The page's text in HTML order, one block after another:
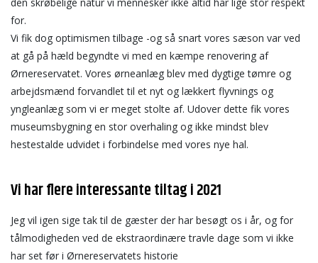
for.
Vi fik dog optimismen tilbage -og så snart vores sæson var ved
at gå på hæld begyndte vi med en kæmpe renovering af
Ørnereservatet. Vores ørneanlæg blev med dygtige tømre og
arbejdsmænd forvandlet til et nyt og lækkert flyvnings og
yngleanlæg som vi er meget stolte af. Udover dette fik vores
museumsbygning en stor overhaling og ikke mindst blev
hestestalde udvidet i forbindelse med vores nye hal.
Vi har flere interessante tiltag i 2021
Jeg vil igen sige tak til de gæster der har besøgt os i år, og for
tålmodigheden ved de ekstraordinære travle dage som vi ikke
har set før i Ørnereservatets historie